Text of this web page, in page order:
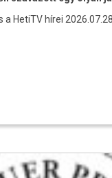
a HetiTV hírei 2026.07.28.